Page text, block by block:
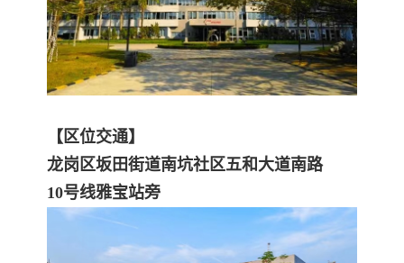
【区位交通】
龙岗区坂田街道南坑社区五和大道南路
10号线雅宝站旁